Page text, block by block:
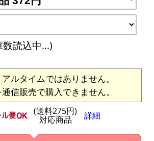
数読込中...)
ルタイムではありません。
信販売で購入できません。
(送料275円)
対応商品 詳細